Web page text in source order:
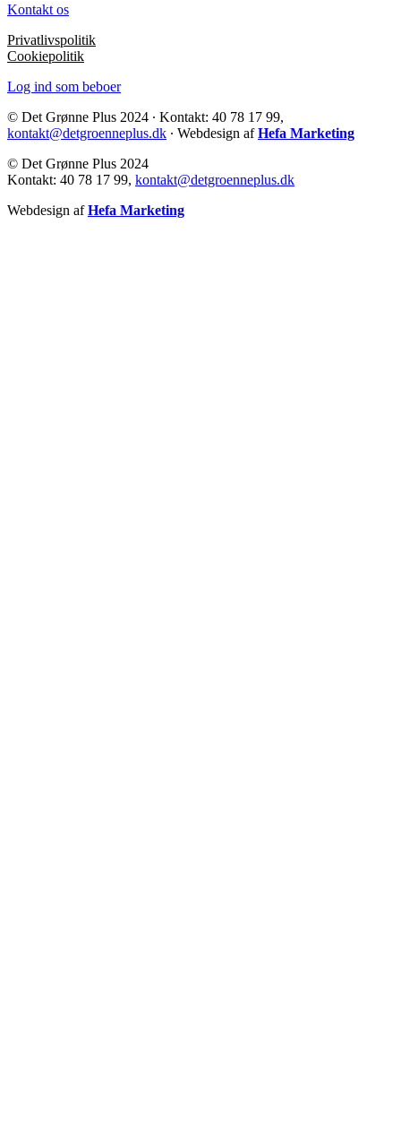
Kontakt os
Privatlivspolitik
Cookiepolitik
Log ind som beboer
© Det Grønne Plus 2024 ∙ Kontakt: 40 78 17 99,
kontakt@detgroenneplus.dk ∙ Webdesign afHefa Marketing
© Det Grønne Plus 2024
Kontakt: 40 78 17 99, kontakt@detgroenneplus.dk
Webdesign afHefa Marketing